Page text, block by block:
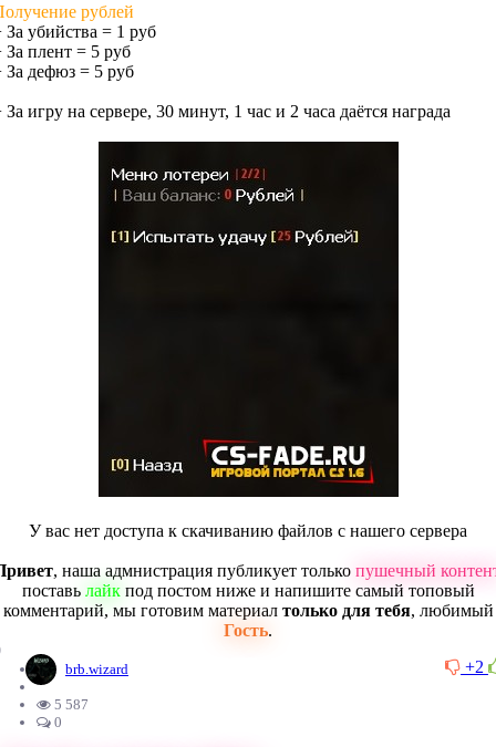
рублей
За убийства = 1 руб
За плент = 5 руб
За дефюз = 5 руб
За игру на сервере, 30 минут, 1 час и 2 часа даётся награда
У вас нет доступа к скачиванию файлов с нашего сервера
, наша адмнистрация публикует только пушечный
поставь лайкпод постом ниже и напишите самый топовый
комментарий, мы готовим материал только для тебя, любимый
Гость.
+2
brb.wizard
5 587
0